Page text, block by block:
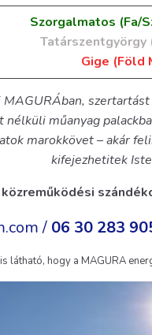
Szorgalmatos (Fa/
Tatárszentgyörgy
Gige (Föld
műanyag
marokkövet – akár
kifejezhetitek
/ 06 30 283
látható, hogy a MAGURA